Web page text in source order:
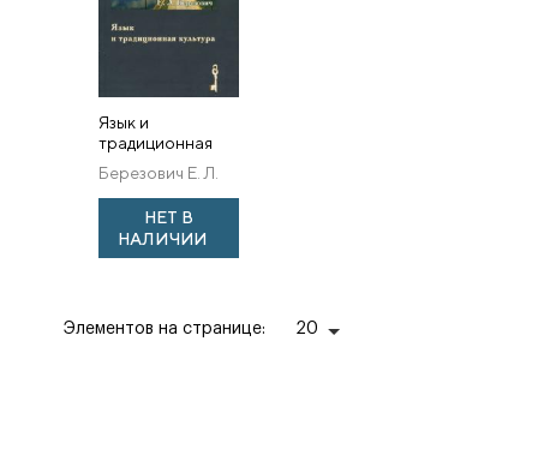
Язык и
традиционная
культура:
Этнолингвистические
исследования
Березович Е. Л.
НЕТ В
НАЛИЧИИ
Элементов на странице: 20